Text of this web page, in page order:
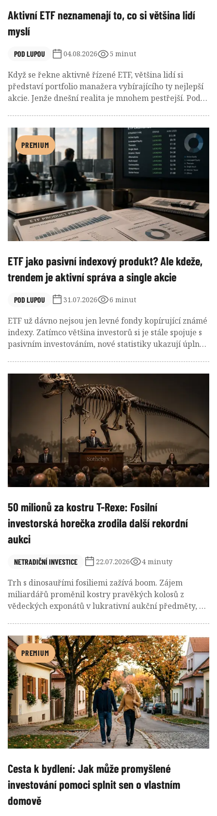
Aktivní ETF neznamenají to, co si většina lidí
myslí
POD LUPOU 04.08.2026 5 minut
Když se řekne aktivně řízené ETF, většina lidí si
představí portfolio manažera vybírajícího ty nejlepší
akcie. Jenže dnešní realita je mnohem pestřejší. Pod
PREMIUM
ETF jako pasivní indexový produkt? Ale kdeže,
trendem je aktivní správa a single akcie
POD LUPOU 31.07.2026 6 minut
ETF už dávno nejsou jen levné fondy kopírující známé
indexy. Zatímco většina investorů si je stále spojuje s
pasivním investováním, nové statistiky ukazují úplně
odvážnější investiční strategie.
50 milionů za kostru T-Rexe: Fosilní
investorská horečka zrodila další rekordní
aukci
NETRADIČNÍ INVESTICE 22.07.2026 4 minuty
Trh s dinosauřími fosiliemi zažívá boom. Zájem
miliardářů proměnil kostry pravěkých kolosů z
vědeckých exponátů v lukrativní aukční předměty, na
pak rostou obavy o paleontologii.
PREMIUM
Cesta k bydlení: Jak může promyšlené
investování pomoci splnit sen o vlastním
domově